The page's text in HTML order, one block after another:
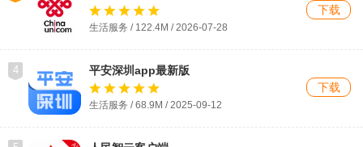
生活服务 / 122.4M / 2026-07-28
下载
4 平安深圳app最新版
生活服务 / 68.9M / 2025-09-12
下载